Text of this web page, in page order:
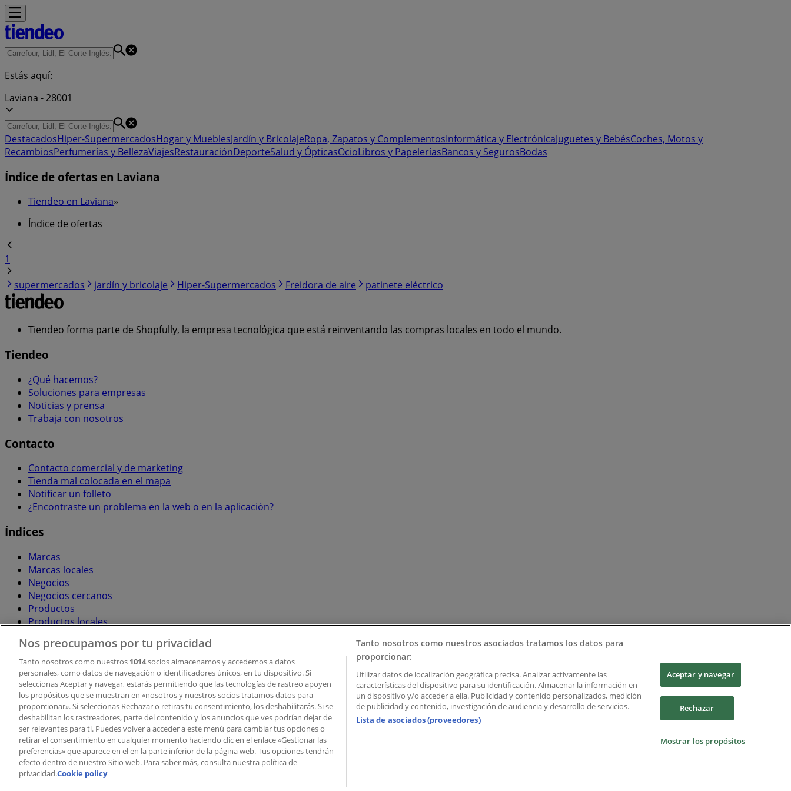
Estás aquí:
Laviana - 28001
DestacadosHiper-SupermercadosHogar y MueblesJardín y BricolajeRopa, Zapatos y ComplementosInformática y ElectrónicaJuguetes y BebésCoches, Motos y
RecambiosPerfumerías y BellezaViajesRestauraciónDeporteSalud y ÓpticasOcioLibros y PapeleríasBancos y SegurosBodas
Índice de ofertas en Laviana
Tiendeo en Laviana»
Índice de ofertas
1
supermercados
jardín y bricolaje Hiper-Supermercados Freidora de aire patinete eléctrico
Tiendeo forma parte de Shopfully, la empresa tecnológica que está reinventando las compras locales en todo el mundo.
Tiendeo
¿Qué hacemos?
Soluciones para empresas
Noticias y prensa
Trabaja con nosotros
Contacto
Contacto comercial y de marketing
Tienda mal colocada en el mapa
Notificar un folleto
¿Encontraste un problema en la web o en la aplicación?
Índices
Marcas
Marcas locales
Negocios
Negocios cercanos
Productos
Productos locales
Descargar la APP Tiendeo
Copyright © Tiendeo ® 2026 · Shopfully Marketing S.L.U. – Palau de Mar – 08039 Barcelona, Spain
Términos y condicionesPolítica de privacidad
Gestionar cookies
Nos preocupamos por tu privacidad
Tanto nosotros como nuestros 1014socios almacenamos y accedemos a datos
personales, como datos de navegación o identificadores únicos, en tu dispositivo. Si
seleccionas Aceptar y navegar, estarás permitiendo que las tecnologías de rastreo apoyen
los propósitos que se muestran en «nosotros y nuestros socios tratamos datos para
proporcionar». Si seleccionas Rechazar o retiras tu consentimiento, los deshabilitarás. Si se
deshabilitan los rastreadores, parte del contenido y los anuncios que ves podrían dejar de
ser relevantes para ti. Puedes volver a acceder a este menú para cambiar tus opciones o
retirar el consentimiento en cualquier momento haciendo clic en el enlace «Gestionar las
preferencias» que aparece en el en la parte inferior de la página web. Tus opciones tendrán
efecto dentro de nuestro Sitio web. Para saber más, consulta nuestra política de
privacidad.Cookie policy
Tanto nosotros como nuestros asociados tratamos los datos para
proporcionar:
Utilizar datos de localización geográfica precisa. Analizar activamente las
características del dispositivo para su identificación. Almacenar la información en
un dispositivo y/o acceder a ella. Publicidad y contenido personalizados, medición
de publicidad y contenido, investigación de audiencia y desarrollo de servicios.
Lista de asociados (proveedores)
Aceptar y navegar
Rechazar
Mostrar los propósitos